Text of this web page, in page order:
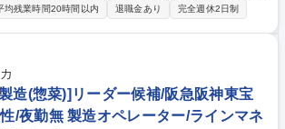
分の選んだ野菜が、生活で目にする売り場づくりに
仕入れ業務 ・受注に基づく仕入れの遂行と在庫コン
費構造を考慮した価格提示や社内対応 ・定番品目
青果物の仕入れ・受注管
/売り場づくりに貢献！
均残業時間20時間以内 退職金あり 完全週休2日制
造(惣菜)]リーダー候補/阪急阪神東宝
/夜勤無 製造オペレーター/ラインマネ